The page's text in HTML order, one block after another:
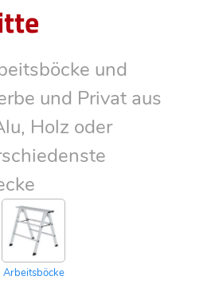
und
und Privat aus
Holz oder
Arbeitsböcke